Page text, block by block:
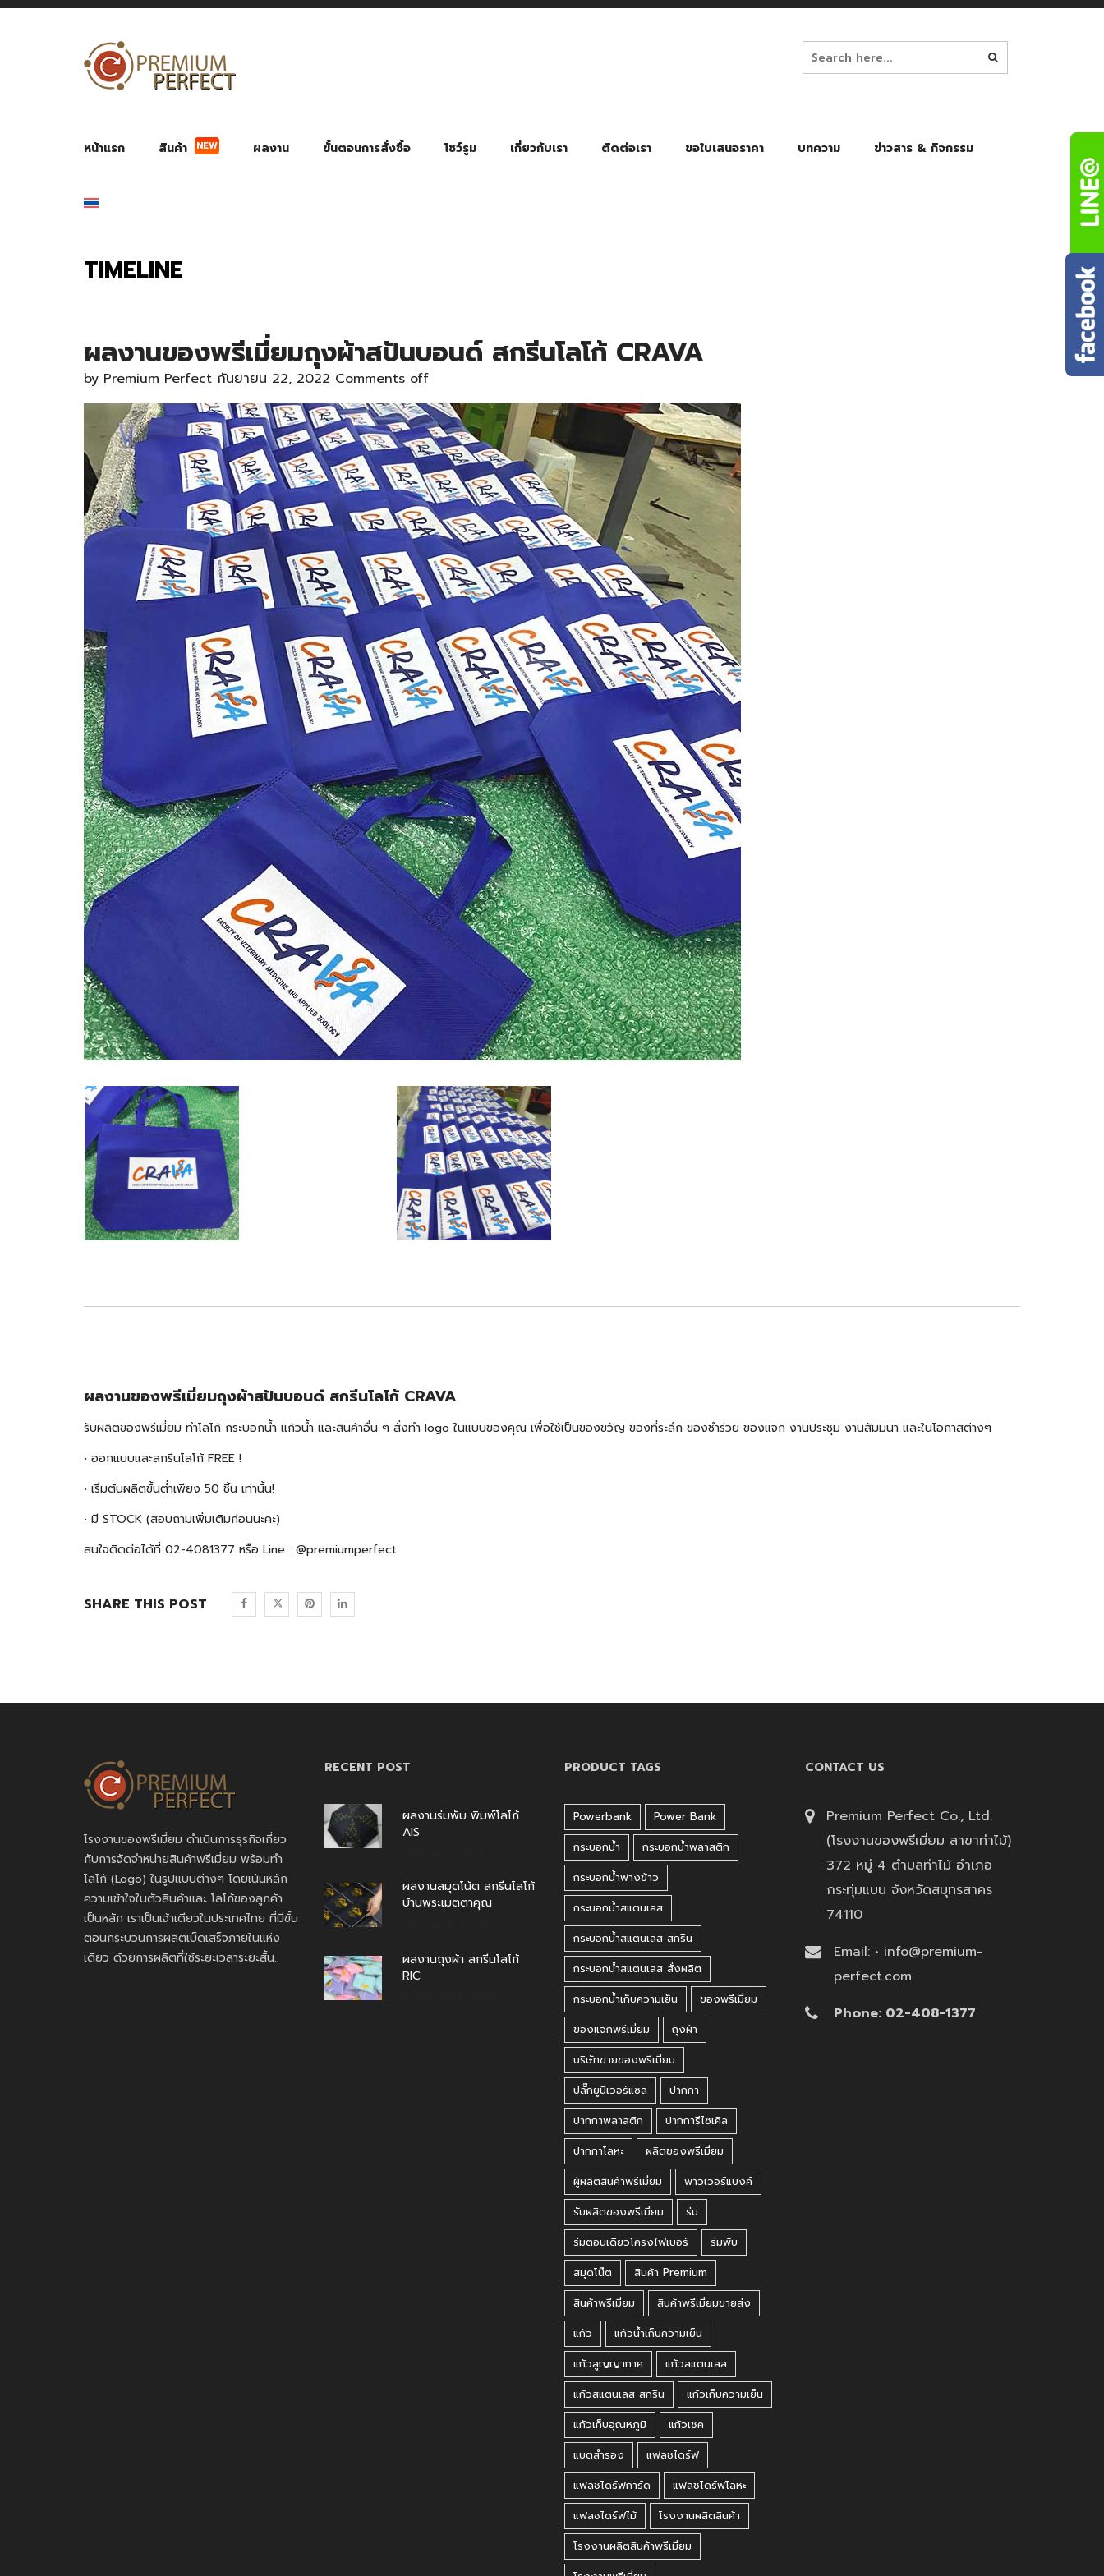
หน้าแรก สินค้า NEW ผลงาน ขั้นตอนการสั่งซื้อ โชว์รูม เกี่ยวกับเรา ติดต่อเรา ขอใบเสนอราคา บทความ ข่าวสาร & กิจกรรม
TIMELINE
ผลงานของพรีเมี่ยมถุงผ้าสปันบอนด์ สกรีนโลโก้ CRAVA
by Premium Perfect กันยายน 22, 2022 Comments off
ผลงานของพรีเมี่ยมถุงผ้าสปันบอนด์ สกรีนโลโก้ CRAVA
รับผลิตของพรีเมี่ยม ทำโลโก้ กระบอกน้ำ แก้วน้ำ และสินค้าอื่น ๆ สั่งทำ logo ในแบบของคุณ เพื่อใช้เป็นของขวัญ ของที่ระลึก ของชำร่วย ของแจก งานประชุม งานสัมมนา และในโอกาสต่างๆ
• ออกแบบและสกรีนโลโก้ FREE !
• เริ่มต้นผลิตขั้นต่ำเพียง 50 ชิ้น เท่านั้น!
• มี STOCK (สอบถามเพิ่มเติมก่อนนะคะ)
สนใจติดต่อได้ที่ 02-4081377 หรือ Line : @premiumperfect
SHARE THIS POST
โรงงานของพรีเมี่ยม ดำเนินการธุรกิจเกี่ยว
กับการจัดจำหน่ายสินค้าพรีเมี่ยม พร้อมทำ
โลโก้ (Logo) ในรูปแบบต่างๆ โดยเน้นหลัก
ความเข้าใจในตัวสินค้าและ โลโก้ของลูกค้า
เป็นหลัก เราเป็นเจ้าเดียวในประเทศไทย ที่มีขั้น
ตอนกระบวนการผลิตเบ็ดเสร็จภายในแห่ง
เดียว ด้วยการผลิตที่ใช้ระยะเวลาระยะสั้น..
RECENT POST
ผลงานร่มพับ พิมพ์โลโก้
AIS
ผลงานสมุดโน้ต สกรีนโลโก้
บ้านพระเมตตาคุณ
ผลงานถุงผ้า สกรีนโลโก้
RIC
PRODUCT TAGS
Powerbank
Power Bank
กระบอกน้ำ
กระบอกน้ำพลาสติก
กระบอกน้ำฟางข้าว
กระบอกน้ำสแตนเลส
กระบอกน้ำสแตนเลส สกรีน
กระบอกน้ำสแตนเลส สั่งผลิต
กระบอกน้ำเก็บความเย็น
ของพรีเมี่ยม
ของแจกพรีเมี่ยม
ถุงผ้า
บริษัทขายของพรีเมี่ยม
ปลั๊กยูนิเวอร์แซล
ปากกา
ปากกาพลาสติก
ปากการีไซเคิล
ปากกาโลหะ
ผลิตของพรีเมี่ยม
ผู้ผลิตสินค้าพรีเมี่ยม
พาวเวอร์แบงค์
รับผลิตของพรีเมี่ยม
ร่ม
ร่มตอนเดียวโครงไฟเบอร์
ร่มพับ
สมุดโน๊ต
สินค้า Premium
สินค้าพรีเมี่ยม
สินค้าพรีเมี่ยมขายส่ง
แก้ว
แก้วน้ำเก็บความเย็น
แก้วสูญญากาศ
แก้วสแตนเลส
แก้วสแตนเลส สกรีน
แก้วเก็บความเย็น
แก้วเก็บอุณหภูมิ
แก้วเชค
แบตสำรอง
แฟลชไดร์ฟ
แฟลชไดร์ฟการ์ด
แฟลชไดร์ฟโลหะ
แฟลชไดร์ฟไม้
โรงงานผลิตสินค้า
โรงงานผลิตสินค้าพรีเมี่ยม
CONTACT US
Premium Perfect Co., Ltd.
(โรงงานของพรีเมี่ยม สาขาท่าไม้)
372 หมู่ 4 ตำบลท่าไม้ อำเภอ
กระทุ่มแบน จังหวัดสมุทรสาคร
74110
Email: • info@premium-
perfect.com
Phone: 02-408-1377